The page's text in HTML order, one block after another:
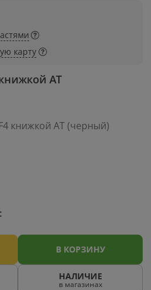
AT
книжкой AT (черный)
карту
В КОРЗИНУ
НАЛИЧИЕ
в магазинах